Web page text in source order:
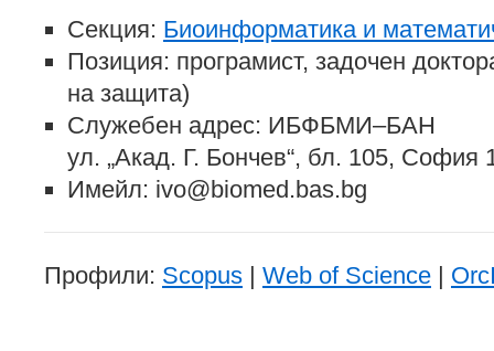
Секция: Биоинформатика и
Позиция: програмист, задочен
на защита)
Служебен адрес: ИБФБМИ–БАН
ул. „Акад. Г. Бончев“, бл. 105, София
Имейл: ivo@biomed.bas.bg
Профили: Scopus | Web of Science |